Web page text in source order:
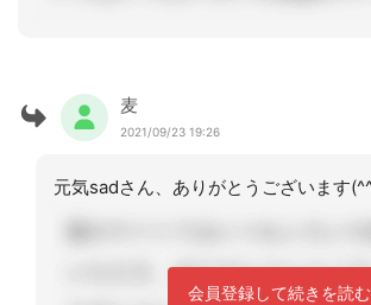
麦
2021/09/23 19:26
会員登録して続きを読む